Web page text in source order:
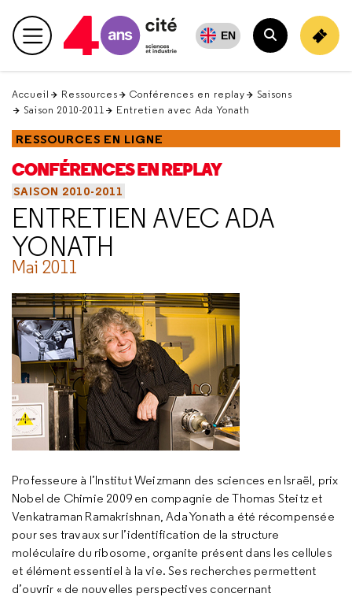
en
haut Menu principal EN
Rechercher
Accueil Ressources Conférences en replay
Saisons
Saison 2010-2011
Entretien avec Ada Yonath
RESSOURCES EN LIGNE
CONFÉRENCES EN REPLAY
SAISON 2010-2011
ENTRETIEN AVEC ADA
YONATH
Mai 2011
Professeure à l’Institut Weizmann des sciences en Israël, prix
Nobel de Chimie 2009 en compagnie de Thomas Steitz et
Venkatraman Ramakrishnan, Ada Yonath a été récompensée
pour ses travaux sur l’identification de la structure
moléculaire du ribosome, organite présent dans les cellules
et élément essentiel à la vie. Ses recherches permettent
d’ouvrir « de nouvelles perspectives concernant